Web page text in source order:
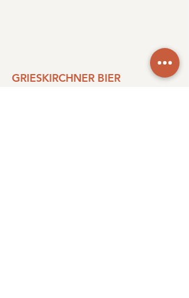
GRIESKIRCHNER BIER